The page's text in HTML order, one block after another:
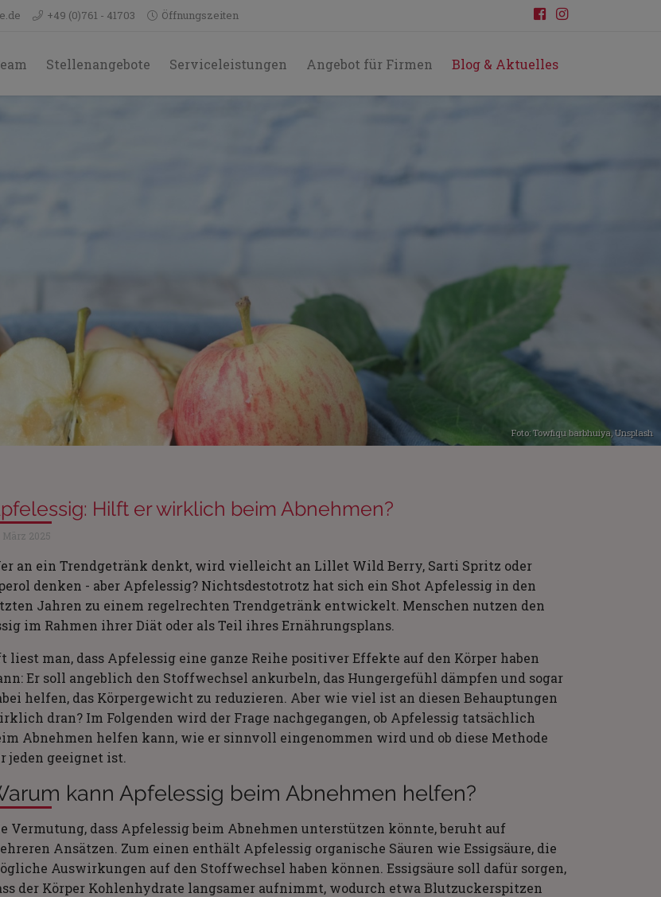
+49 (0)761 - 41703 Öffnungszeiten
Stellenangebote Serviceleistungen Angebot für Firmen Blog & Aktuelles
Foto:Towfiqu barbhuiya, Unsplash
Hilft er wirklich beim Abnehmen?
März 2025
an ein Trendgetränk denkt, wird vielleicht an Lillet Wild Berry, Sarti Spritz oder
denken - aber Apfelessig? Nichtsdestotrotz hat sich ein Shot Apfelessig in den
Jahren zu einem regelrechten Trendgetränk entwickelt. Menschen nutzen den
im Rahmen ihrer Diät oder als Teil ihres Ernährungsplans.
liest man, dass Apfelessig eine ganze Reihe positiver Effekte auf den Körper haben
Er soll angeblich den Stoffwechsel ankurbeln, das Hungergefühl dämpfen und sogar
helfen, das Körpergewicht zu reduzieren. Aber wie viel ist an diesen Behauptungen
dran? Im Folgenden wird der Frage nachgegangen, ob Apfelessig tatsächlich
Abnehmen helfen kann, wie er sinnvoll eingenommen wird und ob diese Methode
jeden geeignet ist.
kann Apfelessig beim Abnehmen helfen?
Vermutung, dass Apfelessig beim Abnehmen unterstützen könnte, beruht auf
Ansätzen. Zum einen enthält Apfelessig organische Säuren wie Essigsäure, die
Auswirkungen auf den Stoffwechsel haben können. Essigsäure soll dafür sorgen,
der Körper Kohlenhydrate langsamer aufnimmt, wodurch etwa Blutzuckerspitzen